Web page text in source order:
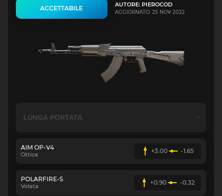
ACCETTABILE AUTORE: PIEROCOD
AGGIORNATO: 25 NOV 2022
AIM OP-V4
Ottica +3.00 -1.65
POLARFIRE-S
Volata +0.90 -0.32